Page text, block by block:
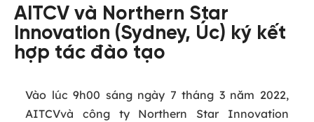
AITCV và Northern Star
Innovation (Sydney, Úc) ký kết
hợp tác đào tạo
Vào lúc 9h00 sáng ngày 7 tháng 3 năm 2022,
AITCVvà công ty Northern Star Innovation